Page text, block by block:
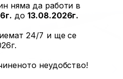
няма да работи в
до 13.08.2026г.
24/7 и ще се
неудобство!